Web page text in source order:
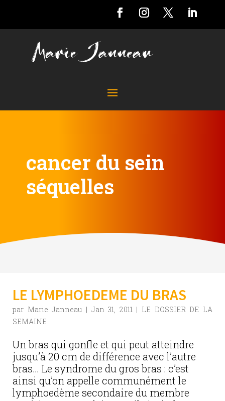
cancer du sein
séquelles
LE LYMPHOEDEME DU BRAS
par Marie Janneau | Jan 31, 2011| LE DOSSIER DE LA
SEMAINE
Un bras qui gonfle et qui peut atteindre
jusqu’à 20 cm de différence avec l’autre
bras… Le syndrome du gros bras : c’est
ainsi qu’on appelle communément le
lymphoedème secondaire du membre